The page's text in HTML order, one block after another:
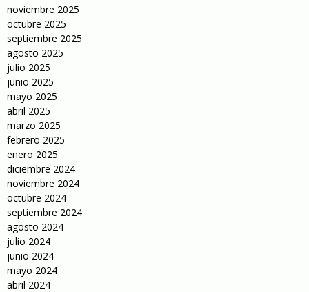
noviembre 2025
octubre 2025
septiembre 2025
agosto 2025
julio 2025
junio 2025
mayo 2025
abril 2025
marzo 2025
febrero 2025
enero 2025
diciembre 2024
noviembre 2024
octubre 2024
septiembre 2024
agosto 2024
julio 2024
junio 2024
mayo 2024
abril 2024